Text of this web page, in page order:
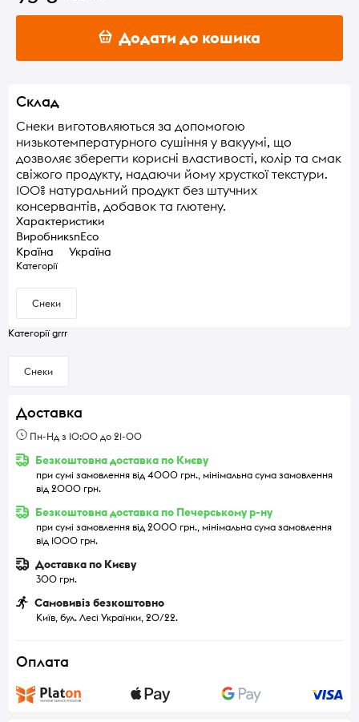
Додати до кошика
Склад
Снеки виготовляються за допомогою
низькотемпературного сушіння у вакуумі, що
дозволяє зберегти корисні властивості, колір та смак
свіжого продукту, надаючи йому хрусткої текстури.
100% натуральний продукт без штучних
консервантів, добавок та глютену.
Характеристики
ВиробникsnEco
Країна
Україна
Категорії
Снеки
Категорії grrr
Снеки
Доставка
Пн-Нд з 10:00 до 21-00
Безкоштовна доставка по Києву
при сумі замовлення від 4000 грн., мінімальна сума замовлення
від 2000 грн.
Безкоштовна доставка по Печерському р-ну
при сумі замовлення від 2000 грн., мінімальна сума замовлення
від 1000 грн.
Доставка по Києву
300 грн.
Самовивіз безкоштовно
Київ, бул. Лесі Українки, 20/22.
Оплата